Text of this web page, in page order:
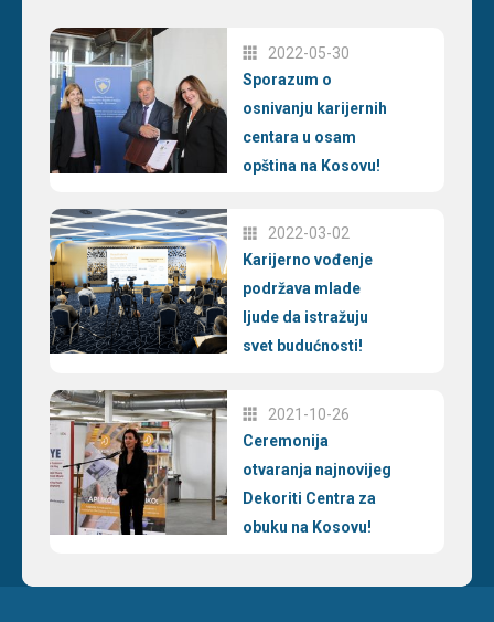
2022-05-30
Sporazum o
osnivanju karijernih
centara u osam
opština na Kosovu!
2022-03-02
Karijerno vođenje
podržava mlade
ljude da istražuju
svet budućnosti!
2021-10-26
Ceremonija
otvaranja najnovijeg
Dekoriti Centra za
obuku na Kosovu!